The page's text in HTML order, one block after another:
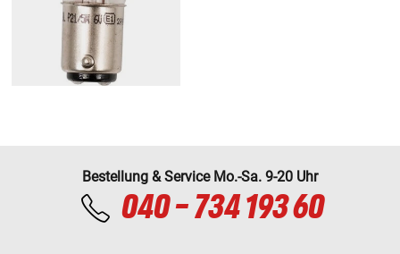
Bestellung & Service Mo.-Sa. 9-20 Uhr
040 - 734 193 60